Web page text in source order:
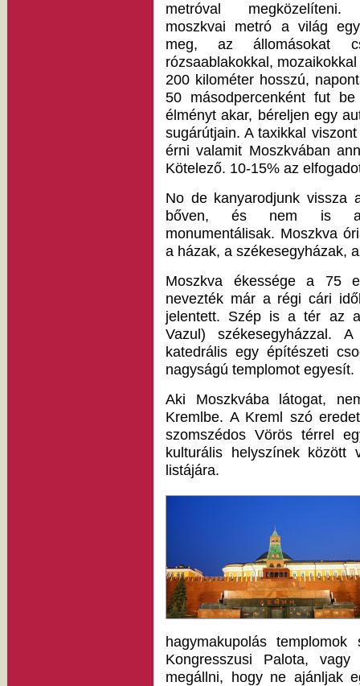
metróval
moszkvai metró a világ
meg, az állomásokat
rózsaablakokkal,
200 kilométer hosszú,
50 másodpercenként fut
élményt akar, béreljen egy
sugárútjain. A taxikkal
érni valamit Moszkvában
Kötelező. 10-15% az
No de kanyarodjunk vissza
bőven, és nem is
monumentálisak. Moszkva
a házak, a székesegyházak,
Moszkva ékessége a 75
nevezték már a régi cári
jelentett. Szép is a tér az
Vazul) székesegyházzal.
katedrális egy építészeti
nagyságú templomot egyesít.
Aki Moszkvába látogat,
Kremlbe. A Kreml szó
szomszédos Vörös térrel
kulturális helyszínek között
listájára.
hagymakupolás
Kongresszusi Palota,
megállni, hogy ne ajánljak